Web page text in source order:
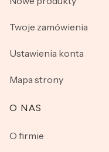
Twoje zamówienia
Ustawienia konta
Mapa strony
O NAS
O firmie